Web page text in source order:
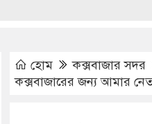
হোম
কক্সবাজার সদর
কক্সবাজারের জন্য আমার নেতার